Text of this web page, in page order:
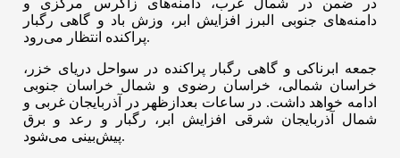
دامنه‌های جنوبی البرز افزایش ابر، وزش باد و گاهی رگبار
پراکنده انتظار می‌رود.
جمعه ابرناکی و گاهی رگبار پراکنده در سواحل دریای خزر،
خراسان شمالی، خراسان رضوی و شمال خراسان جنوبی
ادامه خواهد داشت. در ساعات بعدازظهر در آذربایجان غربی و
شمال آذربایجان شرقی افزایش ابر، رگبار و رعد و برق
پیش‌بینی می‌شود.